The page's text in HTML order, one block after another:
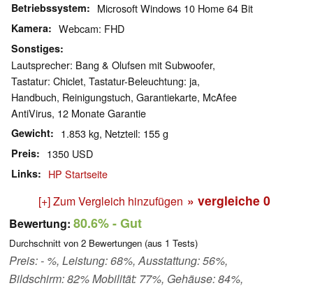
Betriebssystem Microsoft Windows 10 Home 64 Bit
Kamera Webcam: FHD
Sonstiges
Lautsprecher: Bang & Olufsen mit Subwoofer,
Tastatur: Chiclet, Tastatur-Beleuchtung: ja,
Handbuch, Reinigungstuch, Garantiekarte, McAfee
AntiVirus, 12 Monate Garantie
Gewicht 1.853 kg, Netzteil: 155 g
Preis 1350 USD
Links HP Startseite
[+] Zum Vergleich hinzufügen » vergleiche 0
Bewertung: 80.6%- Gut
Durchschnitt von 2 Bewertungen (aus 1 Tests)
Preis: - %, Leistung: 68%, Ausstattung: 56%,
Bildschirm: 82% Mobilität: 77%, Gehäuse: 84%,